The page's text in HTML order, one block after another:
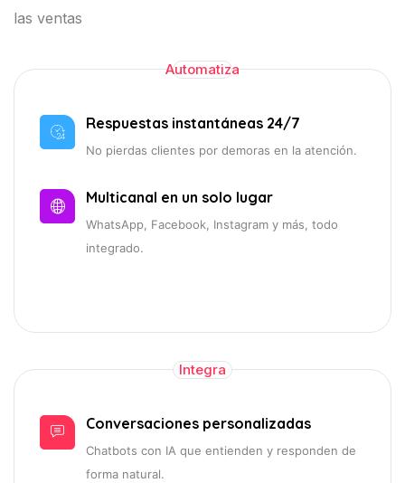
las ventas
Respuestas instantáneas 24/7
No pierdas clientes por demoras en la atención.
Multicanal en un solo lugar
WhatsApp, Facebook, Instagram y más, todo
integrado.
Automatiza
Conversaciones personalizadas
Chatbots con IA que entienden y responden de
forma natural.
Integra